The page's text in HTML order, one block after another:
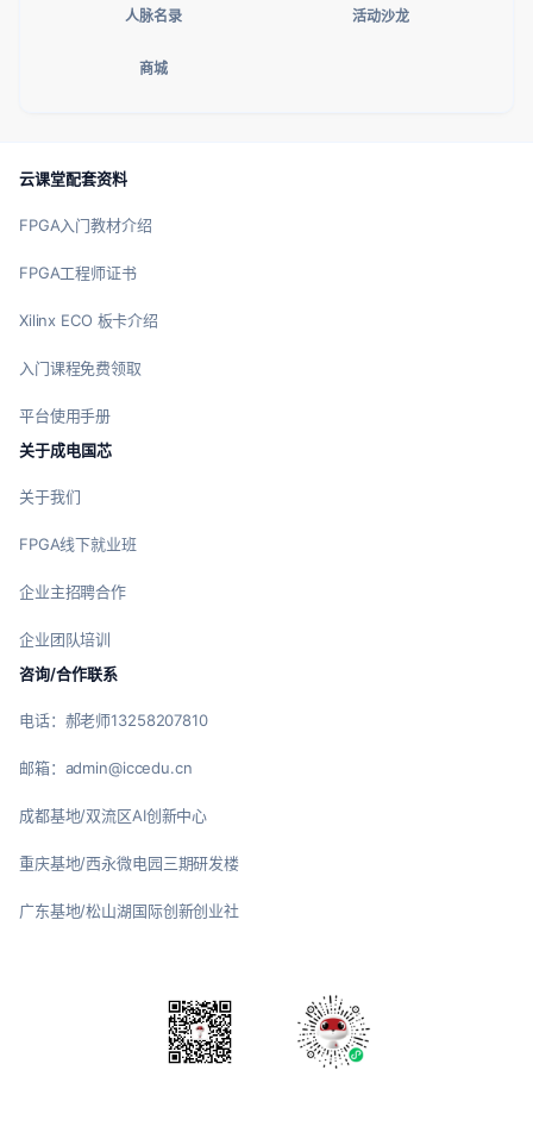
人脉名录 活动沙龙
商城
云课堂配套资料
FPGA入门教材介绍
FPGA工程师证书
Xilinx ECO 板卡介绍
入门课程免费领取
平台使用手册
关于成电国芯
关于我们
FPGA线下就业班
企业主招聘合作
企业团队培训
咨询/合作联系
电话：郝老师13258207810
邮箱：admin@iccedu.cn
成都基地/双流区AI创新中心
重庆基地/西永微电园三期研发楼
广东基地/松山湖国际创新创业社